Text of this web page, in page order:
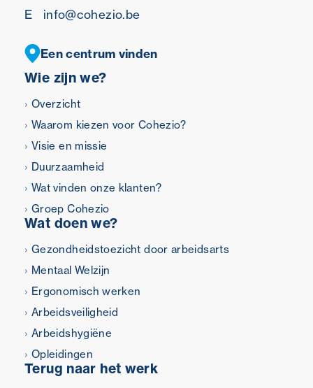
Wie zijn we?
Overzicht
Waarom kiezen voor Cohezio?
Visie en missie
Duurzaamheid
Wat vinden onze klanten?
Groep Cohezio
Wat doen we?
Gezondheidstoezicht door arbeidsarts
Mentaal Welzijn
Ergonomisch werken
Arbeidsveiligheid
Arbeidshygiëne
Opleidingen
Terug naar het werk
E
info@cohezio.be
Een centrum vinden